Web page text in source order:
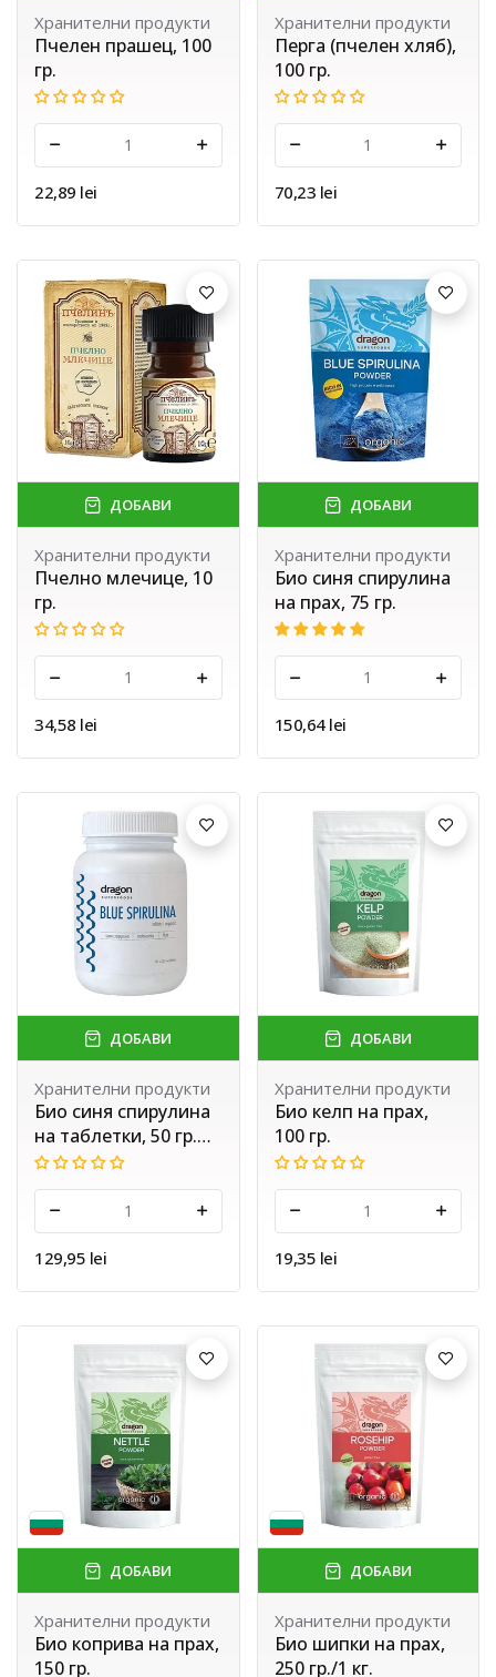
Хранителни продукти
Пчелен прашец, 100
гр.
22,89 lei
Хранителни продукти
Перга (пчелен хляб),
100 гр.
70,23 lei
ДОБАВИ
Хранителни продукти
Пчелно млечице, 10
гр.
34,58 lei
ДОБАВИ
Хранителни продукти
Био синя спирулина
на прах, 75 гр.
150,64 lei
ДОБАВИ
Хранителни продукти
Био синя спирулина
на таблетки, 50 гр.
(200 табл. х 250 мг.)
129,95 lei
ДОБАВИ
Хранителни продукти
Био келп на прах,
100 гр.
19,35 lei
ДОБАВИ
Хранителни продукти
Био коприва на прах,
150 гр.
ДОБАВИ
Хранителни продукти
Био шипки на прах,
250 гр./1 кг.